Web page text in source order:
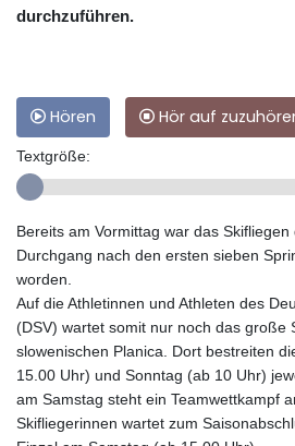
durchzuführen.
Hören Hör auf
Textgröße:
Bereits am Vormittag war das
Durchgang nach den ersten sieben
worden.
Auf die Athletinnen und Athleten des
(DSV) wartet somit nur noch das große
slowenischen Planica. Dort bestreiten
15.00 Uhr) und Sonntag (ab 10 Uhr)
am Samstag steht ein Teamwettkampf
Skifliegerinnen wartet zum